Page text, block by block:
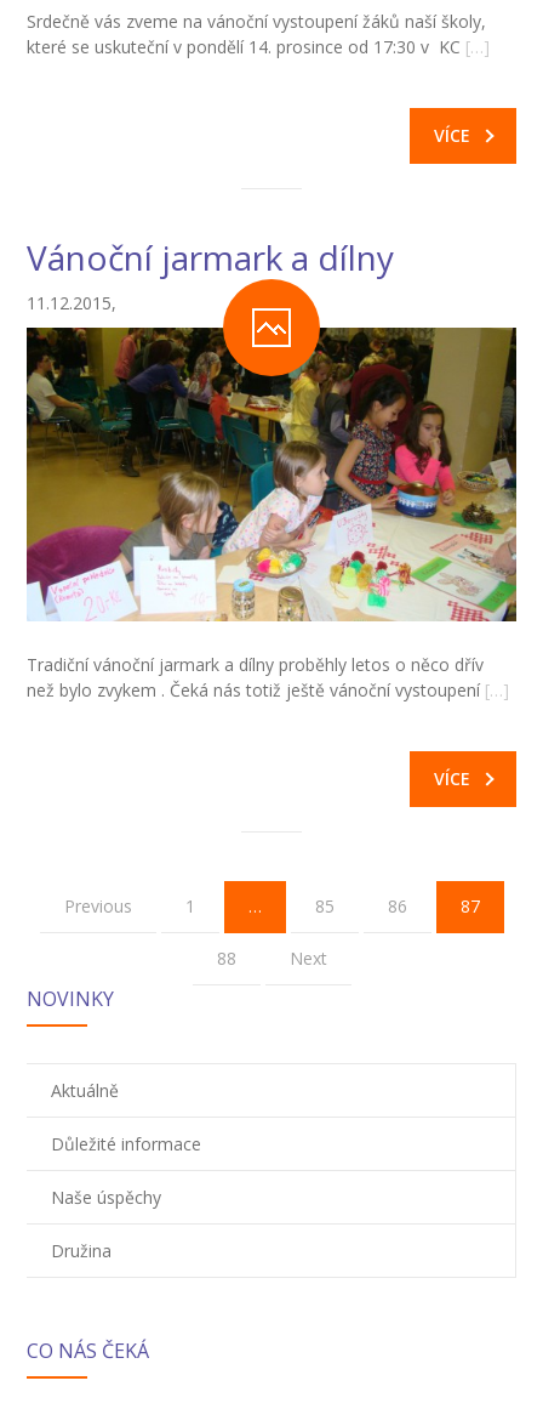
Srdečně vás zveme na vánoční vystoupení žáků naší školy,
které se uskuteční v pondělí 14. prosince od 17:30 v KC […]
VÍCE
Vánoční jarmark a dílny
11.12.2015,
Tradiční vánoční jarmark a dílny proběhly letos o něco dřív
než bylo zvykem . Čeká nás totiž ještě vánoční vystoupení […]
VÍCE
Previous 1 … 85 86 87
88 Next
NOVINKY
Aktuálně
Důležité informace
Naše úspěchy
Družina
CO NÁS ČEKÁ